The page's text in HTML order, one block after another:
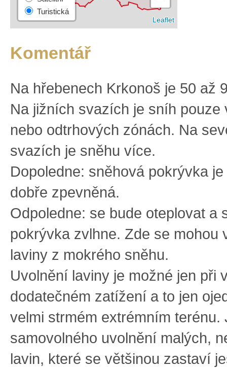
Komentář
Na hřebenech Krkonoš je 50 až
Na jižních svazích je sníh pouze
nebo odtrhových zónách. Na
svazích je sněhu více.
Dopoledne: sněhová pokrývka
dobře zpevněná.
Odpoledne: se bude oteplovat a
pokrývka zvlhne. Zde se mohou
laviny z mokrého sněhu.
Uvolnění laviny je možné jen při
dodatečném zatížení a to jen
velmi strmém extrémním terénu.
samovolného uvolnění malých,
lavin, které se většinou zastaví